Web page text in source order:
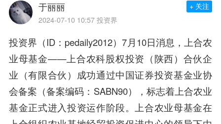
于丽丽
2024-07-10 10:57 投资界
+ 关注
投资界（ID：pedaily2012）7月10日消息，上合农
业母基金——上合农科股权投资（陕西）合伙企
业（有限合伙）成功通过中国证券投资基金业协
会备案（备案编码：SABN90），标志着上合农业
基金正式进入投资运作阶段。上合农业母基金在